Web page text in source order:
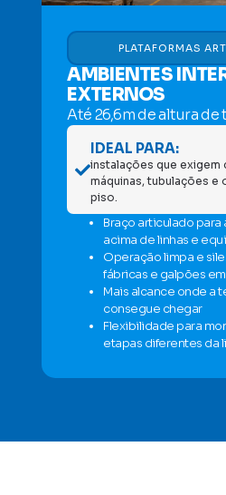
PLATAFORMAS
AMBIENTES
EXTERNOS
Até 26,6m de altura de
IDEAL PARA:
instalações que exigem
máquinas, tubulações e
piso.
Braço articulado
acima de linhas e
Operação limpa e
fábricas e galpões
Mais alcance onde a
consegue chegar
Flexibilidade para
etapas diferentes da